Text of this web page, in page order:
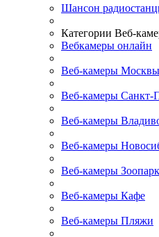
Шансон
Категории Веб-
Вебкамеры онлайн
Веб-камеры Москвы
Веб-камеры Санкт-
Веб-камеры
Веб-камеры
Веб-камеры
Веб-камеры Кафе
Веб-камеры Пляжи